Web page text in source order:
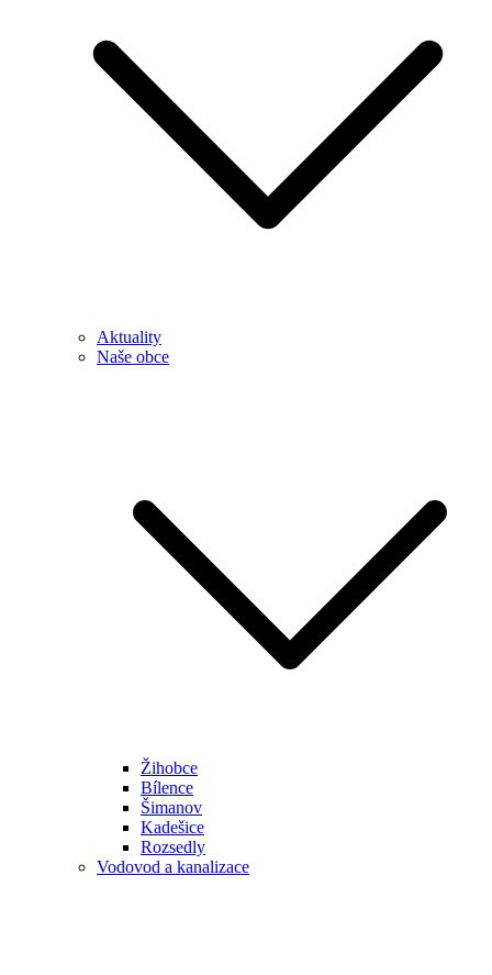
Aktuality
Naše obce
Žihobce
Bílence
Šimanov
Kadešice
Rozsedly
Vodovod a kanalizace